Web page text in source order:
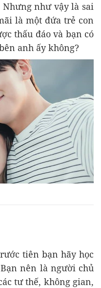
như vậy là sai
là một đứa trẻ con
thấu đáo và bạn có
anh ấy không?
tiên bạn hãy học
nên là người chủ
tư thế, không gian,